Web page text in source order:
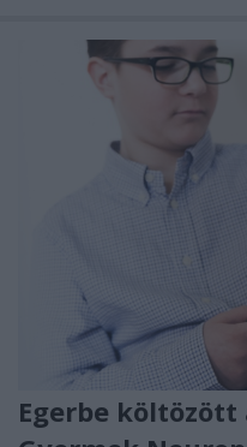
Egerbe költözött